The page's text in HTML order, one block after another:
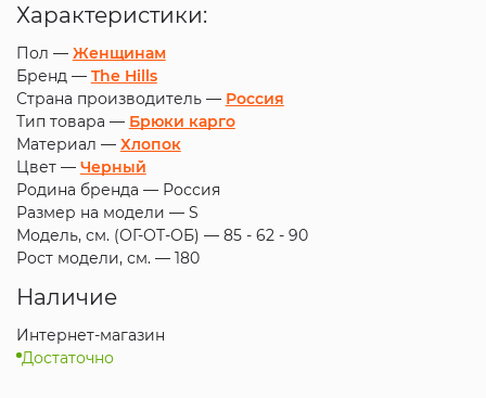
Характеристики:
Пол — Женщинам
Бренд — The Hills
Страна производитель — Россия
Тип товара — Брюки карго
Материал — Хлопок
Цвет — Черный
Родина бренда — Россия
Размер на модели — S
Модель, см. (ОГ-ОТ-ОБ) — 85 - 62 - 90
Рост модели, см. — 180
Наличие
Интернет-магазин
Достаточно